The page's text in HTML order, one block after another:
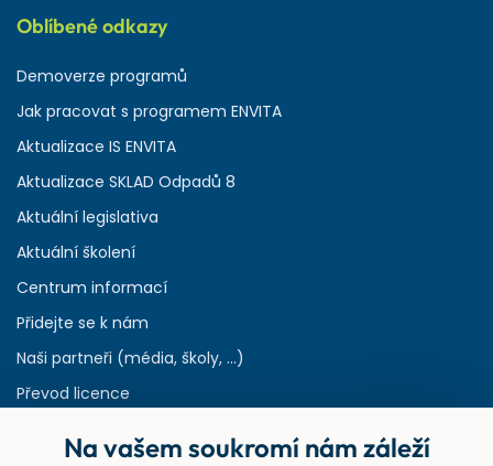
Oblíbené odkazy
Demoverze programů
Jak pracovat s programem ENVITA
Aktualizace IS ENVITA
Aktualizace SKLAD Odpadů 8
Aktuální legislativa
Aktuální školení
Centrum informací
Přidejte se k nám
Naši partneři (média, školy, ...)
Převod licence
Na vašem soukromí nám záleží